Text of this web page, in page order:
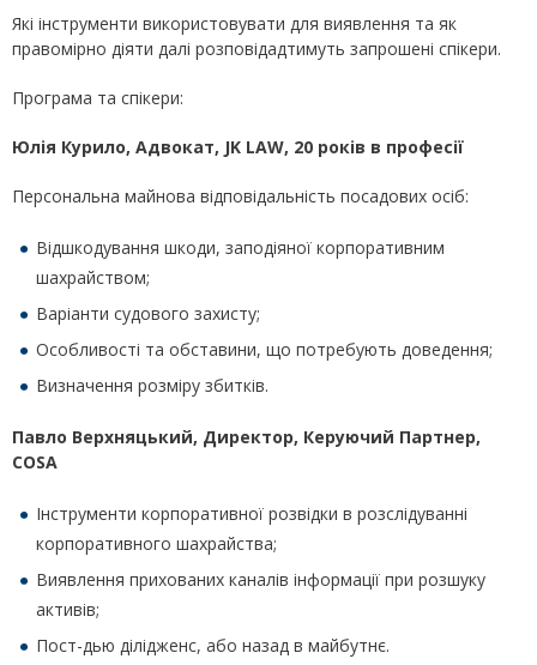
Які інструменти використовувати для виявлення та як
правомірно діяти далі розповідадтимуть запрошені спікери.
Програма та спікери:
Юлія Курило, Адвокат, JK LAW, 20 років в професії
Персональна майнова відповідальність посадових осіб:
Відшкодування шкоди, заподіяної корпоративним
шахрайством;
Варіанти судового захисту;
Особливості та обставини, що потребують доведення;
Визначення розміру збитків.
Павло Верхняцький, Директор, Керуючий Партнер,
COSA
Інструменти корпоративної розвідки в розслідуванні
корпоративного шахрайства;
Виявлення прихованих каналів інформації при розшуку
активів;
Пост-дью ділідженс, або назад в майбутнє.